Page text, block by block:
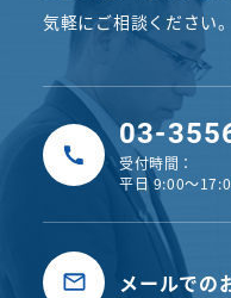
気軽にご相談ください。
03-
受付時間：
平日 9:00〜
メールでの